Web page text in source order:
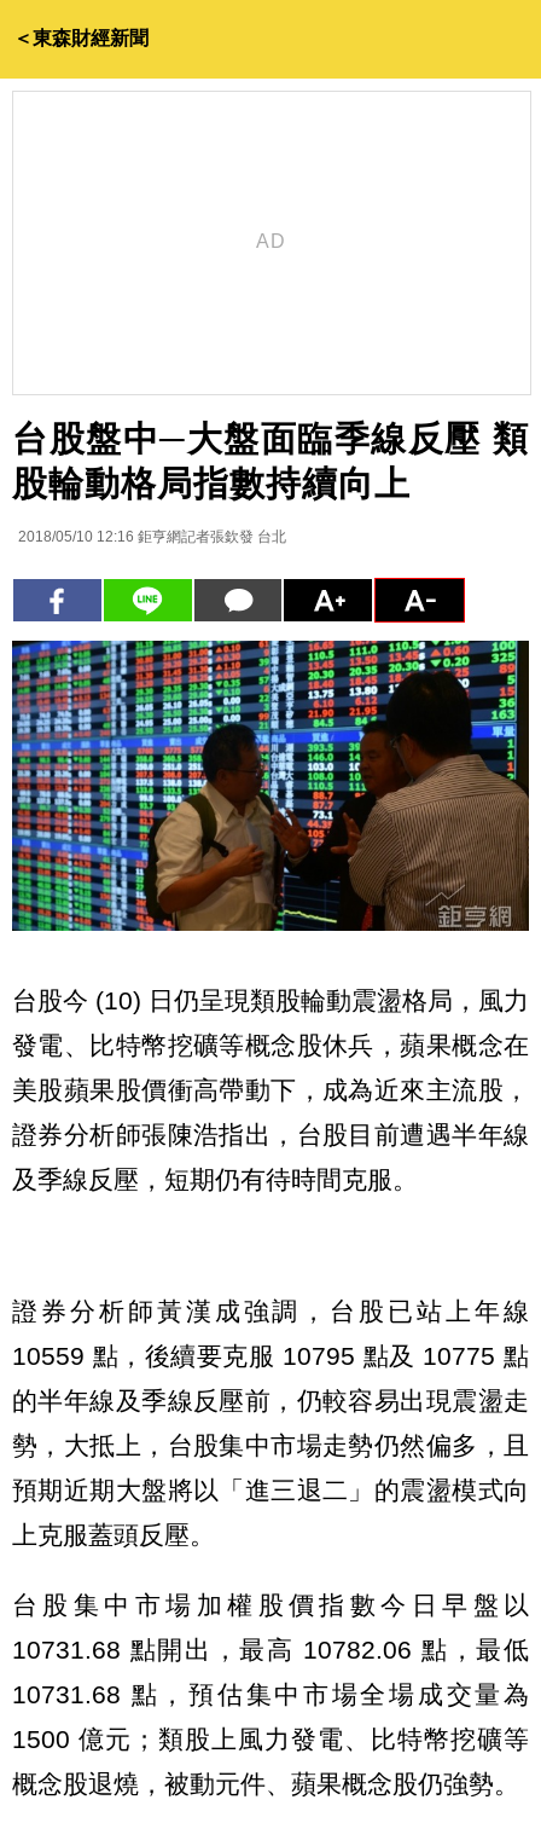
＜東森財經新聞
台股盤中─大盤面臨季線反壓 類
股輪動格局指數持續向上
2018/05/10 12:16 鉅亨網記者張欽發 台北
台股今 (10) 日仍呈現類股輪動震盪格局，風力
發電、比特幣挖礦等概念股休兵，蘋果概念在
美股蘋果股價衝高帶動下，成為近來主流股，
證券分析師張陳浩指出，台股目前遭遇半年線
及季線反壓，短期仍有待時間克服。
證券分析師黃漢成強調，台股已站上年線
10559 點，後續要克服 10795 點及 10775 點
的半年線及季線反壓前，仍較容易出現震盪走
勢，大抵上，台股集中市場走勢仍然偏多，且
預期近期大盤將以「進三退二」的震盪模式向
上克服蓋頭反壓。
台股集中市場加權股價指數今日早盤以
10731.68 點開出，最高 10782.06 點，最低
10731.68 點，預估集中市場全場成交量為
1500 億元；類股上風力發電、比特幣挖礦等
概念股退燒，被動元件、蘋果概念股仍強勢。